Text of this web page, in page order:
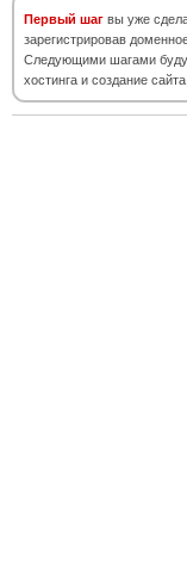
Первый шаг вы уже
зарегистрировав
Следующими шагами
хостинга и создание сайта.